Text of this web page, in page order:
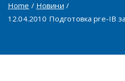
Home
Новини
12.04.2010 Подготовка pre-IB